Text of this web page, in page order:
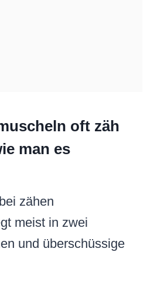
oft zäh
man es
zähen
meist in zwei
und überschüssige